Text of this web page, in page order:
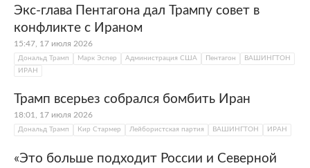
Экс-глава Пентагона дал Трампу совет в
конфликте с Ираном
15:47, 17 июля 2026
Дональд Трамп Марк Эспер Администрация США Пентагон
ВАШИНГТОН
ИРАН
Трамп всерьез собрался бомбить Иран
18:01, 17 июля 2026
Дональд Трамп Кир Стармер Лейбористская партия ВАШИНГТОН ИРАН
«Это больше подходит России и Северной